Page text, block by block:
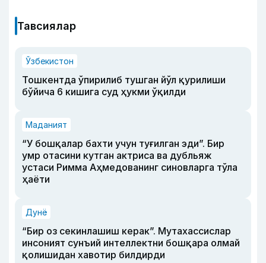
Тавсиялар
Ўзбекистон
Тошкентда ўпирилиб тушган йўл қурилиши
бўйича 6 кишига суд ҳукми ўқилди
Маданият
“У бошқалар бахти учун туғилган эди”. Бир
умр отасини кутган актриса ва дубльяж
устаси Римма Аҳмедованинг синовларга тўла
ҳаёти
Дунё
“Бир оз секинлашиш керак”. Мутахассислар
инсоният сунъий интеллектни бошқара олмай
қолишидан хавотир билдирди